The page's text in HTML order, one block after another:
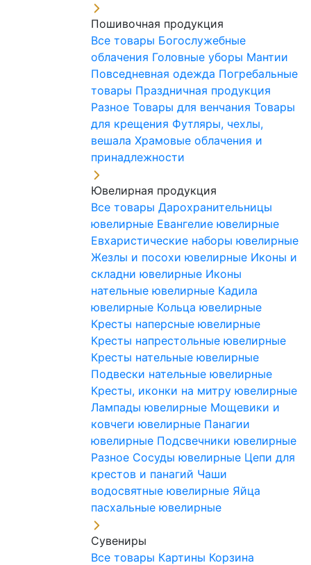
Пошивочная продукция
Все товары Богослужебные
облачения Головные уборы Мантии
Повседневная одежда Погребальные
товары Праздничная продукция
Разное Товары для венчания Товары
для крещения Футляры, чехлы,
вешала Храмовые облачения и
принадлежности
Ювелирная продукция
Все товары Дарохранительницы
ювелирные Евангелие ювелирные
Евхаристические наборы ювелирные
Жезлы и посохи ювелирные Иконы и
складни ювелирные Иконы
нательные ювелирные Кадила
ювелирные Кольца ювелирные
Кресты наперсные ювелирные
Кресты напрестольные ювелирные
Кресты нательные ювелирные
Подвески нательные ювелирные
Кресты, иконки на митру ювелирные
Лампады ювелирные Мощевики и
ковчеги ювелирные Панагии
ювелирные Подсвечники ювелирные
Разное Сосуды ювелирные Цепи для
крестов и панагий Чаши
водосвятные ювелирные Яйца
пасхальные ювелирные
Сувениры
Все товары Картины Корзина